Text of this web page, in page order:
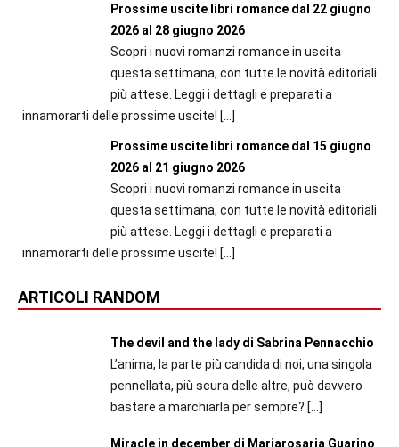
Prossime uscite libri romance dal 22 giugno
2026 al 28 giugno 2026
Scopri i nuovi romanzi romance in uscita
questa settimana, con tutte le novità editoriali
più attese. Leggi i dettagli e preparati a
innamorarti delle prossime uscite! […]
Prossime uscite libri romance dal 15 giugno
2026 al 21 giugno 2026
Scopri i nuovi romanzi romance in uscita
questa settimana, con tutte le novità editoriali
più attese. Leggi i dettagli e preparati a
innamorarti delle prossime uscite! […]
ARTICOLI RANDOM
The devil and the lady di Sabrina Pennacchio
L’anima, la parte più candida di noi, una singola
pennellata, più scura delle altre, può davvero
bastare a marchiarla per sempre? […]
Miracle in december di Mariarosaria Guarino